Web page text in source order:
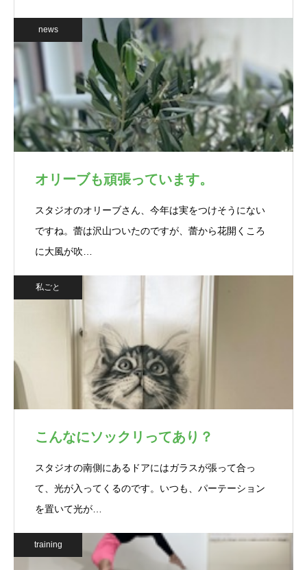
news
オリーブも頑張っています。
スタジオのオリーブさん、今年は実をつけそうにない
ですね。蕾は沢山ついたのですが、蕾から花開くころ
に大風が吹…
私ごと
こんなにソックリってあり？
スタジオの南側にあるドアにはガラスが張って合っ
て、光が入ってくるのです。いつも、パーテーション
を置いて光が…
training